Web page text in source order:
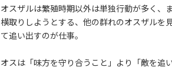
オスザルは繁殖時期以外は単独行動が多く、
横取りしようとする、他の群れのオスザルを
て追い出すのが仕事。
オスは「味方を守り合うこと」より「敵を追